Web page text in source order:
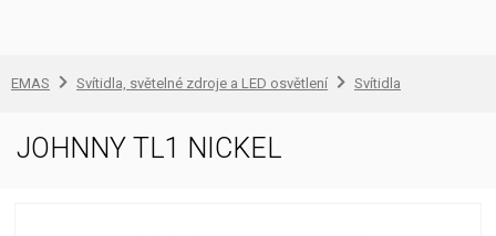
EMAS Svítidla, světelné zdroje a LED osvětlení Svítidla
JOHNNY TL1 NICKEL